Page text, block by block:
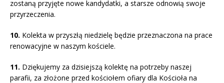
zostaną przyjęte nowe kandydatki, a starsze odnowią swoje
przyrzeczenia.
10. Kolekta w przyszłą niedzielę będzie przeznaczona na prace
renowacyjne w naszym kościele.
11. Dziękujemy za dzisiejszą kolektę na potrzeby naszej
parafii, za złożone przed kościołem ofiary dla Kościoła na